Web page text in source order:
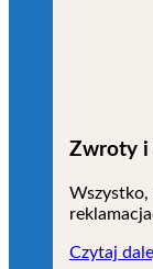
Zwroty i
Czytaj